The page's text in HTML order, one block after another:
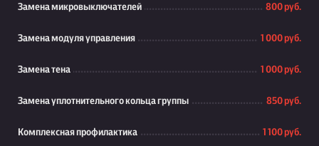
Замена микровыключателей 800 руб.
Замена модуля управления 1 000 руб.
Замена тена 1 000 руб.
Замена уплотнительного кольца группы 850 руб.
Комплексная профилактика 1 100 руб.